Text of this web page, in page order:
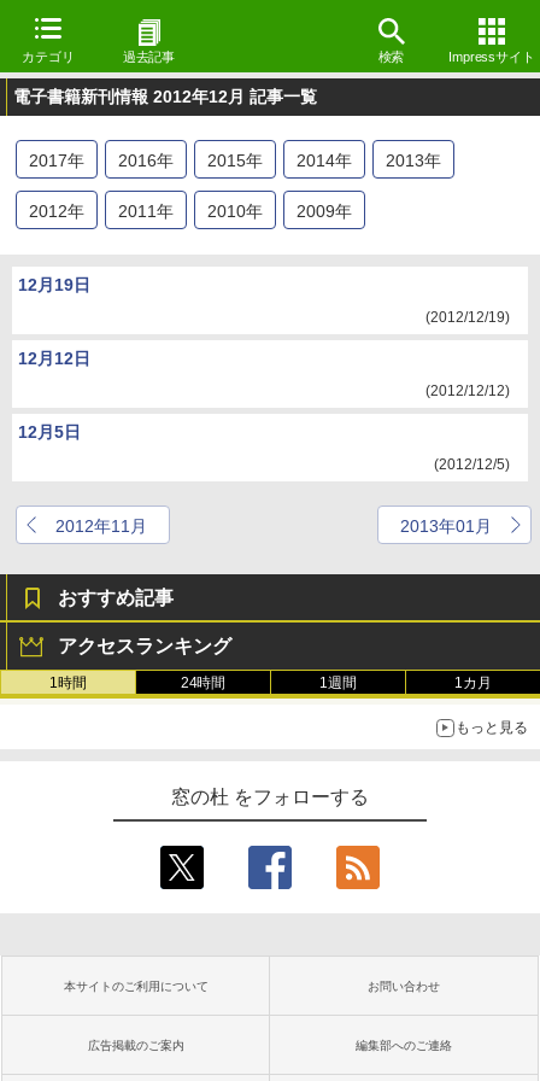
カテゴリ 過去記事 検索 Impressサイト
電子書籍新刊情報 2012年12月 記事一覧
2017年 2016年 2015年 2014年 2013年
2012年 2011年 2010年 2009年
12月19日
(2012/12/19)
12月12日
(2012/12/12)
12月5日
(2012/12/5)
2012年11月 2013年01月
おすすめ記事
アクセスランキング
1時間 24時間 1週間 1カ月
もっと見る
窓の杜 をフォローする
本サイトのご利用について お問い合わせ
広告掲載のご案内 編集部へのご連絡